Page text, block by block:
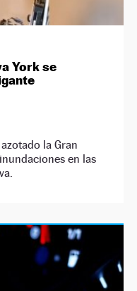
York se
la Gran
en las